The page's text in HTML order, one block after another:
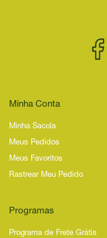
Minha Conta
Minha Sacola
Meus Pedidos
Meus Favoritos
Rastrear Meu Pedido
Programas
Programa de Frete Grátis